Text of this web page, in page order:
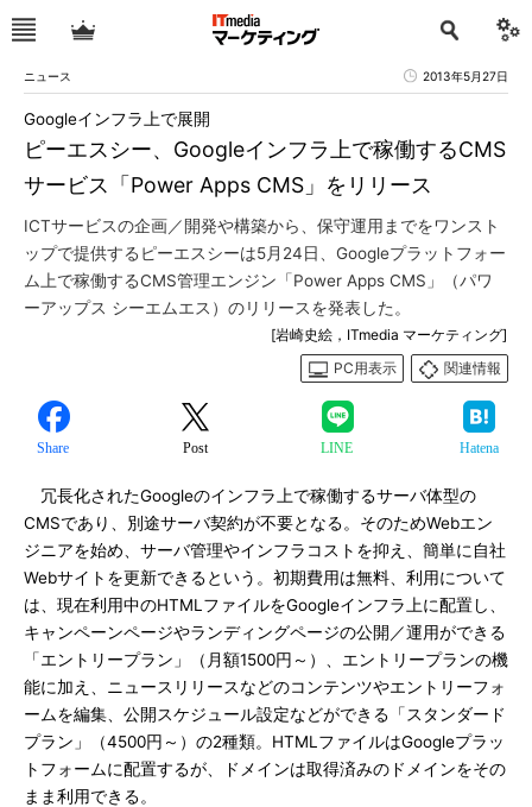
ニュース 2013年5月27日
ピーエスシー、Googleインフラ上で稼働するCMS
サービス「Power Apps CMS」をリリース
Googleインフラ上で展開
ICTサービスの企画／開発や構築から、保守運用までをワンスト
ップで提供するピーエスシーは5月24日、Googleプラットフォー
ム上で稼働するCMS管理エンジン「Power Apps CMS」（パワ
ーアップス シーエムエス）のリリースを発表した。
[岩崎史絵，ITmedia マーケティング]
PC用表示
関連情報
Share Post LINE Hatena
冗長化されたGoogleのインフラ上で稼働するサーバ体型の
CMSであり、別途サーバ契約が不要となる。そのためWebエン
ジニアを始め、サーバ管理やインフラコストを抑え、簡単に自社
Webサイトを更新できるという。初期費用は無料、利用について
は、現在利用中のHTMLファイルをGoogleインフラ上に配置し、
キャンペーンページやランディングページの公開／運用ができる
「エントリープラン」（月額1500円～）、エントリープランの機
能に加え、ニュースリリースなどのコンテンツやエントリーフォ
ームを編集、公開スケジュール設定などができる「スタンダード
プラン」（4500円～）の2種類。HTMLファイルはGoogleプラッ
トフォームに配置するが、ドメインは取得済みのドメインをその
まま利用できる。